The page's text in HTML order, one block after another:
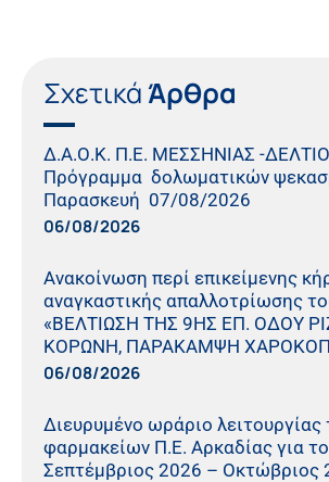
Σχετικά Άρθρα
Δ.Α.Ο.Κ. Π.Ε. ΜΕΣΣΗΝΙΑΣ -
Πρόγραμμα δολωματικών
Παρασκευή 07/08/2026
06/08/2026
Ανακοίνωση περί επικείμενης
αναγκαστικής απαλλοτρίωσης
«ΒΕΛΤΙΩΣΗ ΤΗΣ 9ΗΣ ΕΠ. ΟΔΟΥ
ΚΟΡΩΝΗ, ΠΑΡΑΚΑΜΨΗ
06/08/2026
Διευρυμένο ωράριο λειτουργίας
φαρμακείων Π.Ε. Αρκαδίας για
Σεπτέμβριος 2026 – Οκτώβριος